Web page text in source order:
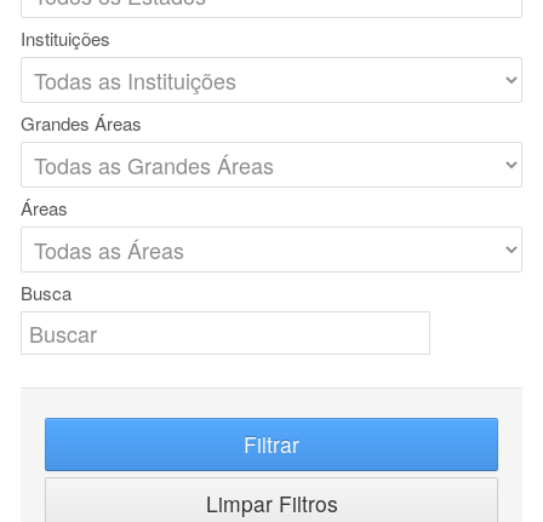
Instituições
Grandes Áreas
Áreas
Busca
Filtrar
Limpar Filtros